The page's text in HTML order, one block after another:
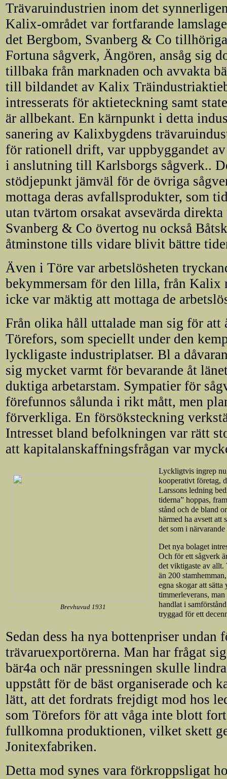
Trävaruindustrien inom det
Kalix-området var fortfarande
det Bergbom, Svanberg & Co
Fortuna sågverk, Ängören, ansåg sig
tillbaka från marknaden och avvakta
till bildandet av Kalix
intresserats för aktieteckning samt
är allbekant. En kärnpunkt i detta
sanering av Kalixbygdens
för rationell drift, var uppbyggandet
i anslutning till Karlsborgs sågverk..
stödjepunkt jämväl för de övriga
mottaga deras avfallsprodukter, som
utan tvärtom orsakat avsevärda
Svanberg & Co övertog nu också
åtminstone tills vidare blivit bättre
Även i Töre var arbetslösheten
bekymmersam för den lilla, från Kalix
icke var mäktig att mottaga de
Från olika håll uttalade man sig för
Törefors, som speciellt under den
lyckligaste industriplatser. Bl a
sig mycket varmt för bevarande åt
duktiga arbetarstam. Sympatier för
förefunnos sålunda i rikt mått, men
förverkliga. En försöksteckning
Intresset bland befolkningen var rätt
att kapitalanskaffningsfrågan var
Brevhuvud 1931
Lyckligtvis ingrep
kooperativt företag,
Larssons ledning
tiderna” hoppas,
stånd och de bland
härmed ha avsett att
det som i
Det nya bolaget
Och för ett sågverk
det viktigaste av
än 200
egna skogar att
timmerleverans,
handlat i
tryggad för ett
Sedan dess ha nya bottenpriser undan
trävaruexportörerna. Man har frågat
bär4a och när pressningen skulle
uppstått för de bäst organiserade och
lätt, att det fordrats frejdigt mod hos
som Törefors för att våga inte blott
fullkomna produktionen, vilket skett
Jonitexfabriken.
Detta mod synes vara förkroppsligat